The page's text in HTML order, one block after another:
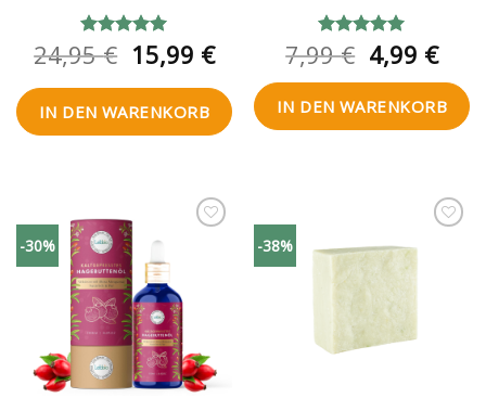
Bewertet
mit5.00
24,95€ Ursprünglicher
Preis
war:
24,95 €
15,99 €Aktueller
Preis
ist:
15,99 €.
IN DEN WARENKORB
Bewertet
mit5.00
von 5
7,99€
Preis
war:
7,99 €
4,99 €
ist:
IN DEN WARENKORB
-30%
hinzufügen
-38%
Wunschliste
hinzufügen